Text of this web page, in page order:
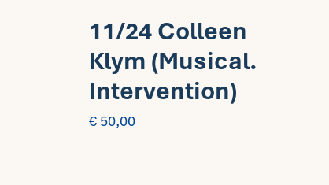
11/24 Colleen
Klym (Musical.
Intervention)
€ 50,00